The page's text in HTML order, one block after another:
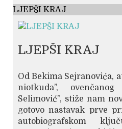
LJEPŠI KRAJ
LJEPŠI KRAJ
Od Bekima Sejranovića,
niotkuda’’,
Selimović”, stiže nam
gotovo nastavak prve
autobiografskom